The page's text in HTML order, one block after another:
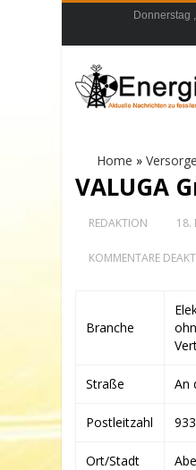
Donnerstag
Home »
VALUGA
REDAKTION 18.
KOMMENTARE
Branche
Straße An
Postleitzahl
Ort/Stadt